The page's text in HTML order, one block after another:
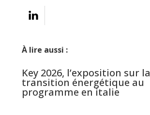
À lire aussi :
Key 2026, l’exposition sur la
transition énergétique au
programme en italie